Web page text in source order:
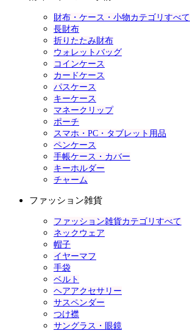
財布・ケース・小物カテゴリすべて
長財布
折りたたみ財布
ウォレットバッグ
コインケース
カードケース
パスケース
キーケース
マネークリップ
ポーチ
スマホ・PC・タブレット用品
ペンケース
手帳ケース・カバー
キーホルダー
チャーム
ファッション雑貨
ファッション雑貨カテゴリすべて
ネックウェア
帽子
イヤーマフ
手袋
ベルト
ヘアアクセサリー
サスペンダー
つけ襟
サングラス・眼鏡